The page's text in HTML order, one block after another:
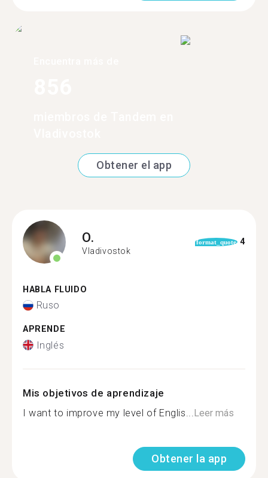
Obtener el app
O.
Vladivostok
format_quote 4
HABLA FLUIDO
Ruso
APRENDE
Inglés
Mis objetivos de aprendizaje
I want to improve my level of Englis... Leer más
Obtener la app